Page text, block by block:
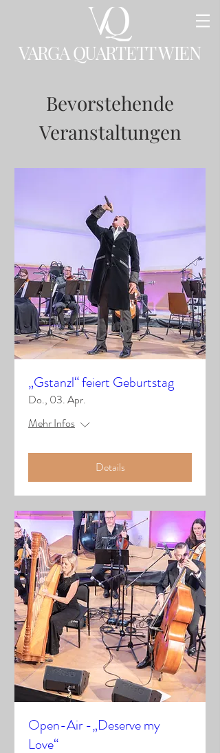
VARGA QUARTETT WIEN
Bevorstehende
Veranstaltungen
„Gstanzl“ feiert Geburtstag
Do., 03. Apr.
Mehr Infos
Details
Open-Air -„Deserve my
Love“